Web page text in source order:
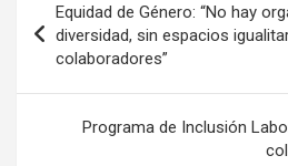
de
entradas
Equidad de Género: “No hay
diversidad, sin espacios
colaboradores”
Programa de Inclusión